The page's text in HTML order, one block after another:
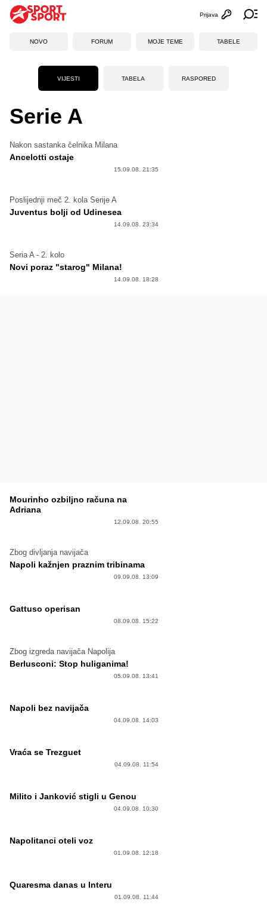
Otvori
Prijava
NOVO FORUM MOJE TEME TABELE
VIJESTI TABELA RASPORED
Serie A
Nakon sastanka čelnika Milana
Ancelotti ostaje
15.09.08. 21:35
Poslijednji meč 2. kola Serije A
Juventus bolji od Udinesea
14.09.08. 23:34
Seria A - 2. kolo
Novi poraz "starog" Milana!
14.09.08. 18:28
Mourinho ozbiljno računa na
Adriana
12.09.08. 20:55
Zbog divljanja navijača
Napoli kažnjen praznim tribinama
09.09.08. 13:09
Gattuso operisan
08.09.08. 15:22
Zbog izgreda navijača Napolija
Berlusconi: Stop huliganima!
05.09.08. 13:41
Napoli bez navijača
04.09.08. 14:03
Vraća se Trezguet
04.09.08. 11:54
Milito i Janković stigli u Genou
04.09.08. 10:30
Napolitanci oteli voz
01.09.08. 12:18
Quaresma danas u Interu
01.09.08. 11:44